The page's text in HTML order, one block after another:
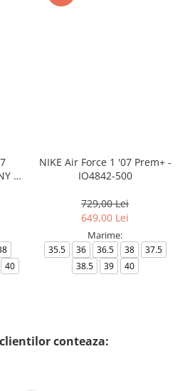
-
40
NIKE Air Force 1 '07 Prem+ -
IO4842-500
729,00 Lei
649,00 Lei
Marime:
35.5 36 36.5 38
37.5
38.5
39 40
conteaza: